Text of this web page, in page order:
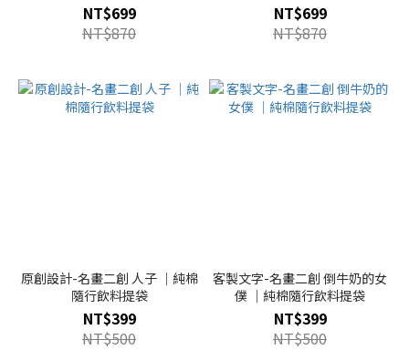
NT$699
NT$870
NT$699
NT$870
原創設計-名畫二創 人子 ｜純棉
隨行飲料提袋
NT$399
NT$500
客製文字-名畫二創 倒牛奶的女
僕 ｜純棉隨行飲料提袋
NT$399
NT$500